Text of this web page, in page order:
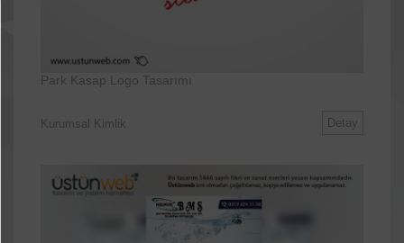
Park Kasap Logo Tasarımı
Kurumsal Kimlik Detay